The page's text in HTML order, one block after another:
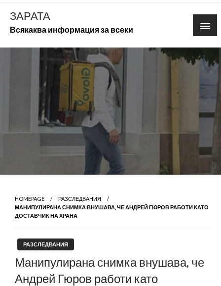
Skip
content
ЗАРАТА
Всякаква информация за всеки
HOMEPAGE
РАЗСЛЕДВАНИЯ
МАНИПУЛИРАНА СНИМКА ВНУШАВА, ЧЕ АНДРЕЙ ГЮРОВ РАБОТИ КАТО
ДОСТАВЧИК НА ХРАНА
РАЗСЛЕДВАНИЯ
Манипулирана снимка внушава, че
Андрей Гюров работи като